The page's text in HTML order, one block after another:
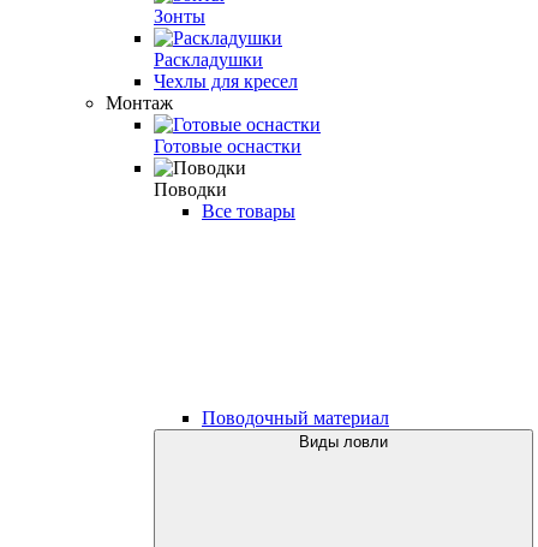
Зонты
Раскладушки
Чехлы для кресел
Монтаж
Готовые оснастки
Поводки
Все товары
Поводочный материал
Виды ловли